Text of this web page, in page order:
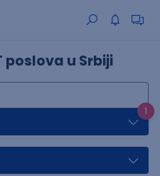
poslova u Srbiji
1